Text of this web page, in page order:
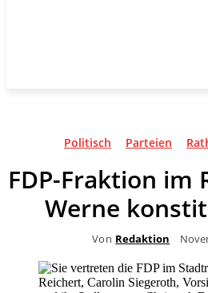
Politisch Parteien
FDP-Fraktion im
Werne
Von Redaktion